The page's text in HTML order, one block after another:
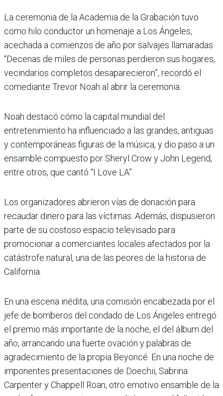
La ceremonia de la Academia de la Grabación tuvo
como hilo conductor un homenaje a Los Ángeles,
acechada a comienzos de año por salvajes llamaradas.
“Decenas de miles de personas perdieron sus hogares,
vecindarios completos desaparecieron”, recordó el
comediante Trevor Noah al abrir la ceremonia.
Noah destacó cómo la capital mundial del
entretenimiento ha influenciado a las grandes, antiguas
y contemporáneas figuras de la música, y dio paso a un
ensamble compuesto por Sheryl Crow y John Legend,
entre otros, que cantó “I Love LA”.
Los organizadores abrieron vías de donación para
recaudar dinero para las víctimas. Además, dispusieron
parte de su costoso espacio televisado para
promocionar a comerciantes locales afectados por la
catástrofe natural, una de las peores de la historia de
California.
En una escena inédita, una comisión encabezada por el
jefe de bomberos del condado de Los Ángeles entregó
el premio más importante de la noche, el del álbum del
año, arrancando una fuerte ovación y palabras de
agradecimiento de la propia Beyoncé. En una noche de
imponentes presentaciones de Doechii, Sabrina
Carpenter y Chappell Roan, otro emotivo ensamble de la